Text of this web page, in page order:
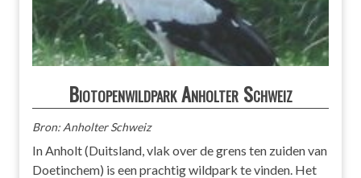
Biotopenwildpark Anholter Schweiz
Bron: Anholter Schweiz
In Anholt (Duitsland, vlak over de grens ten zuiden van
Doetinchem) is een prachtig wildpark te vinden. Het